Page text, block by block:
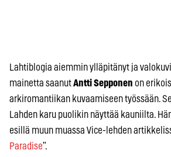
Lahtiblogia aiemmin ylläpitänyt ja
mainetta saanutAntti Sepponen on
arkiromantiikan kuvaamiseen työssään.
Lahden karu puolikin näyttää kauniilta.
esillä muun muassa Vice-lehden
Paradise”.